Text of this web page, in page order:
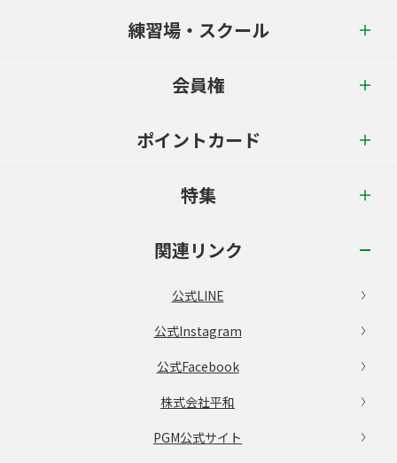
練習場・スクール
会員権
ポイントカード
特集
関連リンク
公式LINE
公式Instagram
公式Facebook
株式会社平和
PGM公式サイト